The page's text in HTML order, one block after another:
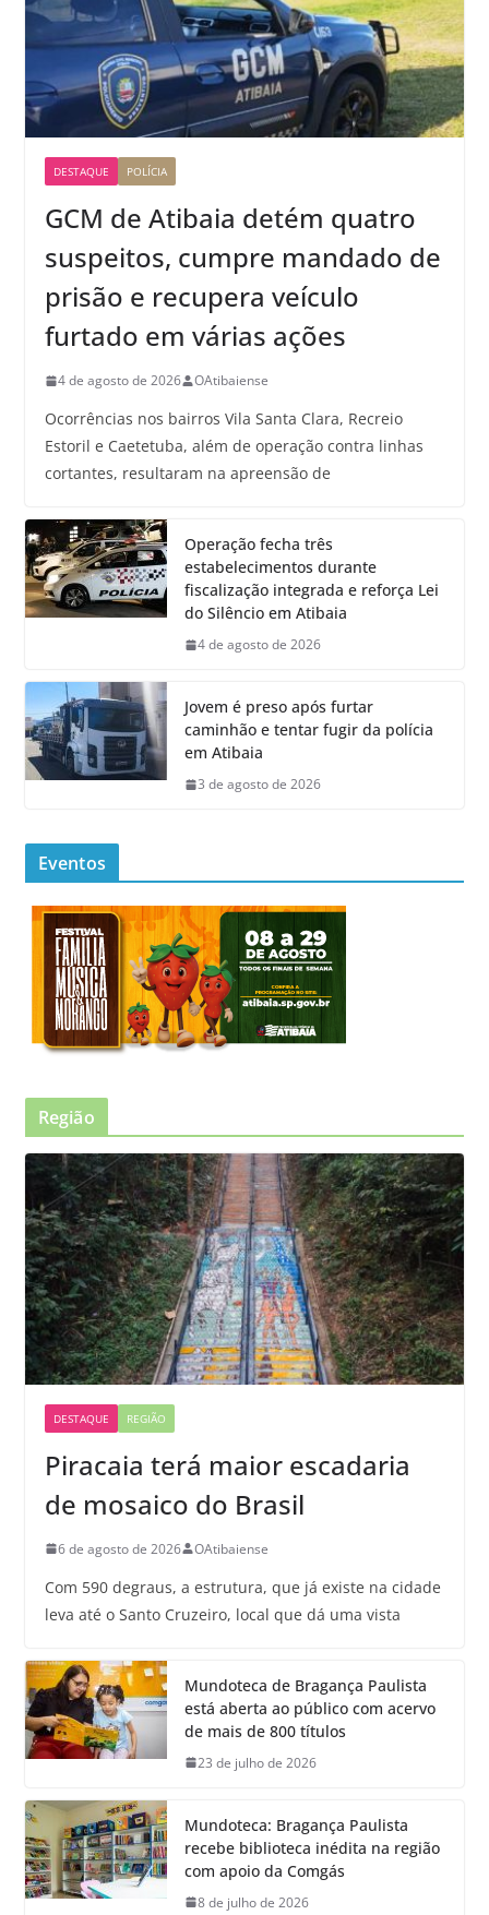
DESTAQUE POLÍCIA
GCM de Atibaia detém quatro
suspeitos, cumpre mandado de
prisão e recupera veículo
furtado em várias ações
4 de agosto de 2026 OAtibaiense
Ocorrências nos bairros Vila Santa Clara, Recreio
Estoril e Caetetuba, além de operação contra linhas
cortantes, resultaram na apreensão de
Operação fecha três
estabelecimentos durante
fiscalização integrada e reforça Lei
do Silêncio em Atibaia
4 de agosto de 2026
Jovem é preso após furtar
caminhão e tentar fugir da polícia
em Atibaia
3 de agosto de 2026
Eventos
Região
DESTAQUE REGIÃO
Piracaia terá maior escadaria
de mosaico do Brasil
6 de agosto de 2026 OAtibaiense
Com 590 degraus, a estrutura, que já existe na cidade
leva até o Santo Cruzeiro, local que dá uma vista
Mundoteca de Bragança Paulista
está aberta ao público com acervo
de mais de 800 títulos
23 de julho de 2026
Mundoteca: Bragança Paulista
recebe biblioteca inédita na região
com apoio da Comgás
8 de julho de 2026